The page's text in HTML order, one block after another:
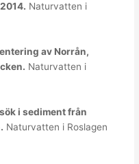
Naturvatten i
av Norrån,
Naturvatten i
i sediment från
Naturvatten i Roslagen